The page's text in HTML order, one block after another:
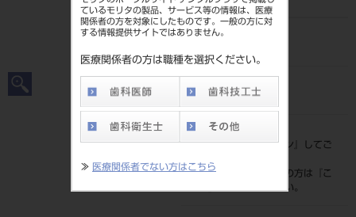
ているモリタの製品、サービス等の情報は、医療
関係者の方を対象にしたものです。一般の方に対
する情報提供サイトではありません。
医療関係者の方は職種を選択ください。
≫ 医療関係者でない方はこちら
品目コード
4994081003349
標準価格
価格の確認は『ログイン
』してご
ネット会員登録がまだの方は『
こ
ちら』より登録ください。